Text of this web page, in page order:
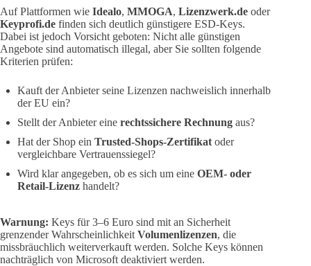
Auf Plattformen wie Idealo, MMOGA, Lizenzwerk.de oder
Keyprofi.de finden sich deutlich günstigere ESD-Keys.
Dabei ist jedoch Vorsicht geboten: Nicht alle günstigen
Angebote sind automatisch illegal, aber Sie sollten folgende
Kriterien prüfen:
Kauft der Anbieter seine Lizenzen nachweislich innerhalb
der EU ein?
Stellt der Anbieter eine rechtssichere Rechnung aus?
Hat der Shop ein Trusted-Shops-Zertifikat oder
vergleichbare Vertrauenssiegel?
Wird klar angegeben, ob es sich um eine OEM- oder
Retail-Lizenz handelt?
Warnung: Keys für 3–6 Euro sind mit an Sicherheit
grenzender Wahrscheinlichkeit Volumenlizenzen, die
missbräuchlich weiterverkauft werden. Solche Keys können
nachträglich von Microsoft deaktiviert werden.